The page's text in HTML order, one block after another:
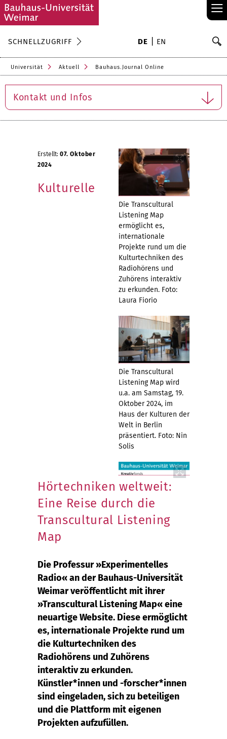
≡
SCHNELLZUGRIFF DE EN
Universität Aktuell Bauhaus.Journal Online
Kontakt und Infos
Die Transcultural
Listening Map
ermöglicht es,
internationale
Projekte rund um die
Kulturtechniken des
Radiohörens und
Zuhörens interaktiv
zu erkunden. Foto:
Laura Fiorio
Die Transcultural
Listening Map wird
u.a. am Samstag, 19.
Oktober 2024, im
Haus der Kulturen der
Welt in Berlin
präsentiert. Foto: Nin
Solis
Erstellt: 07. Oktober
2024
Kulturelle
Hörtechniken weltweit:
Eine Reise durch die
Transcultural Listening
Map
Die Professur »Experimentelles
Radio« an der Bauhaus-Universität
Weimar veröffentlicht mit ihrer
»Transcultural Listening Map« eine
neuartige Website. Diese ermöglicht
es, internationale Projekte rund um
die Kulturtechniken des
Radiohörens und Zuhörens
interaktiv zu erkunden.
Künstler*innen und -forscher*innen
sind eingeladen, sich zu beteiligen
und die Plattform mit eigenen
Projekten aufzufüllen.